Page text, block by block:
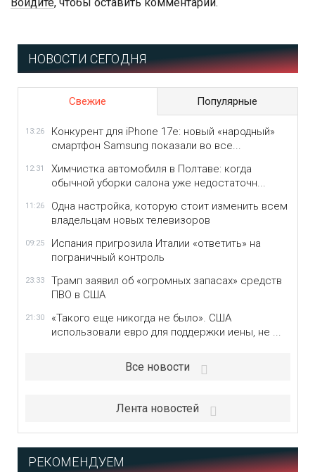
НОВОСТИ СЕГОДНЯ
Свежие Популярные
13:26
Конкурент для iPhone 17e: новый «народный»
смартфон Samsung показали во все...
12:31
Химчистка автомобиля в Полтаве: когда
обычной уборки салона уже недостаточн...
11:26
Одна настройка, которую стоит изменить всем
владельцам новых телевизоров
09:25
Испания пригрозила Италии «ответить» на
пограничный контроль
23:33
Трамп заявил об «огромных запасах» средств
ПВО в США
21:30
«Такого еще никогда не было». США
использовали евро для поддержки иены, не ...
Все новости
Лента новостей
РЕКОМЕНДУЕМ